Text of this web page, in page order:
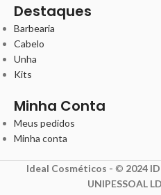
Destaques
Barbearia
Cabelo
Unha
Kits
Minha Conta
Meus pedidos
Minha conta
Ideal Cosméticos - © 2024
UNIPESSOAL